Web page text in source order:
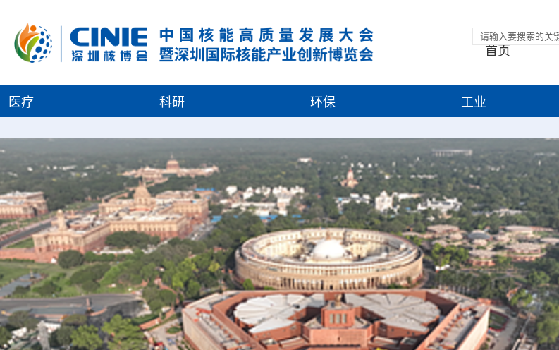
首页
医疗 科研 环保 工业